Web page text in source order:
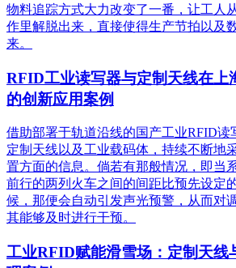
物料追踪方式大力改变了一番，让工人
作里解脱出来，直接使得生产节拍以及
来。
RFID工业读写器与定制天线在上
的创新应用案例
借助部署于轨道沿线的国产工业RFID读
定制天线以及工业载码体，持续不断地
置方面的信息。倘若有那般情况，即当
前行的两列火车之间的间距比预先设定
候，那便会自动引发声光预警，从而对
其能够及时进行干预。
工业RFID赋能滑雪场：定制天线